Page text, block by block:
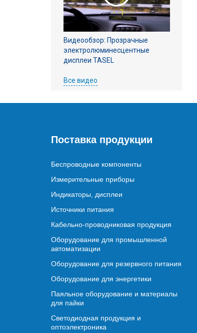
Видеообзор: Прозрачные
электролюминесцентные
дисплеи TASEL
Все видео
Поставка продукции
Беспроводные компоненты
Измерительные приборы
Индикаторы, дисплеи
Источники питания
Кабельно-проводниковая продукция
Оборудование для промышленной
автоматизации
Оборудование для резервного питания
Оборудование для энергетики
Паяльное оборудование и материалы
для пайки
Светодиодная продукция и
оптоэлектроника